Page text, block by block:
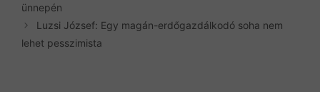
ünnepén
Luzsi József: Egy magán-erdőgazdálkodó soha nem
lehet pesszimista